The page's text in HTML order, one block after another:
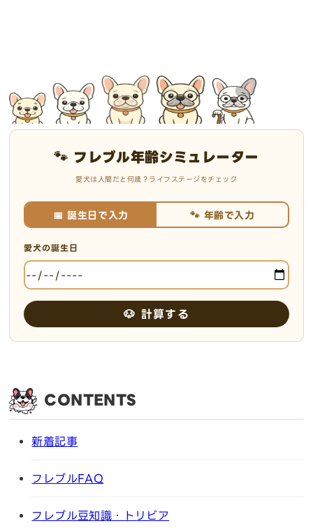
🐾 フレブル年齢シミュレーター
愛犬は人間だと何歳？ライフステージをチェック
📅 誕生日で入力 🐾 年齢で入力
愛犬の誕生日
🐶 計算する
CONTENTS
新着記事
フレブルFAQ
フレブル豆知識・トリビア